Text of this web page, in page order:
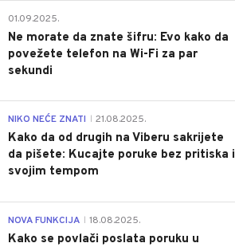
01.09.2025.
Ne morate da znate šifru: Evo kako da
povežete telefon na Wi-Fi za par
sekundi
NIKO NEĆE ZNATI 21.08.2025.
Kako da od drugih na Viberu sakrijete
da pišete: Kucajte poruke bez pritiska i
svojim tempom
NOVA FUNKCIJA 18.08.2025.
Kako se povlači poslata poruku u